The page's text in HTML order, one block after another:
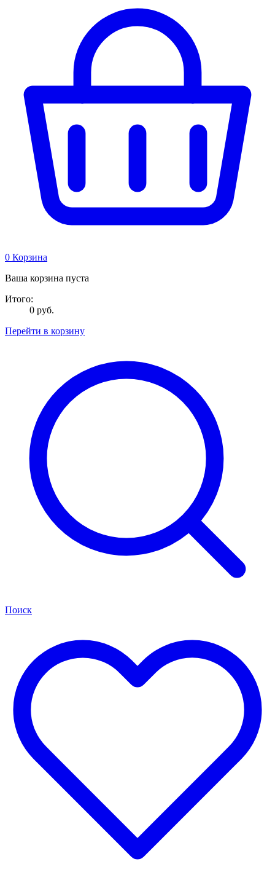
0 Корзина
Ваша корзина пуста
Итого:
0 руб.
Перейти в корзину
Поиск